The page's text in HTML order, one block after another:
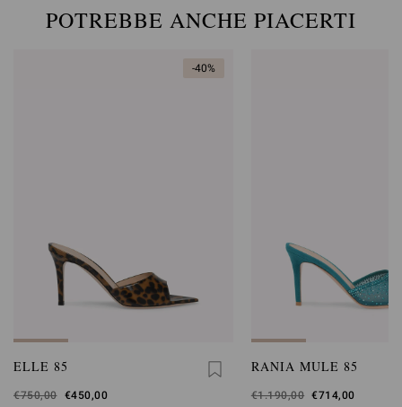
POTREBBE ANCHE PIACERTI
ELLE 85
Era
€750,00
,
€450,00
-40%
RANIA MULE 85
Era
€1.190,00
,
€714,00